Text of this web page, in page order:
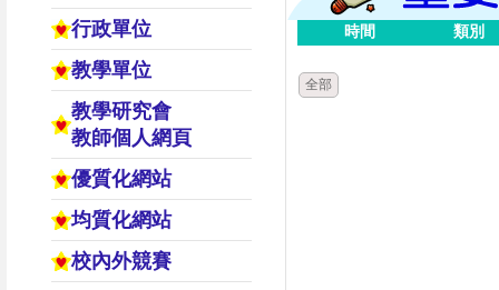
行政單位
教學單位
教學研究會
教師個人網頁
優質化網站
均質化網站
校內外競賽
時間 類別
全部